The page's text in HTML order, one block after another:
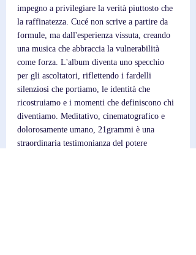
impegno a privilegiare la verità piuttosto che
la raffinatezza. Cucé non scrive a partire da
formule, ma dall'esperienza vissuta, creando
una musica che abbraccia la vulnerabilità
come forza. L'album diventa uno specchio
per gli ascoltatori, riflettendo i fardelli
silenziosi che portiamo, le identità che
ricostruiamo e i momenti che definiscono chi
diventiamo. Meditativo, cinematografico e
dolorosamente umano, 21grammi è una
straordinaria testimonianza del potere